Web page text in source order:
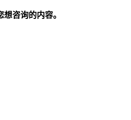
咨询的内容。